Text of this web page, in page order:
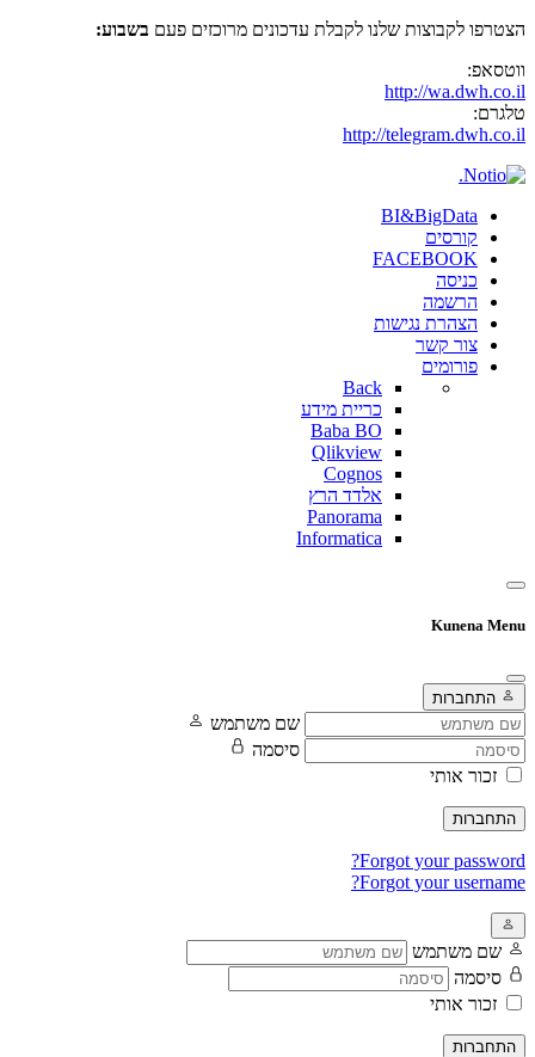
לקבוצות שלנו לקבלת עדכונים מרוכזים פעםבשבוע:
http://
http://
BI&BigData
קורסים
FACEBOOK
כניסה
הרשמה
הצהרת נגישות
צור קשר
פורומים
Back
כריית מידע
Baba BO
Qlikview
Cognos
אלדד הרץ
Panorama
Informatica
Kunena
שם משתמש
סיסמה
אותי
Forgot your
Forgot your
משתמש
אותי